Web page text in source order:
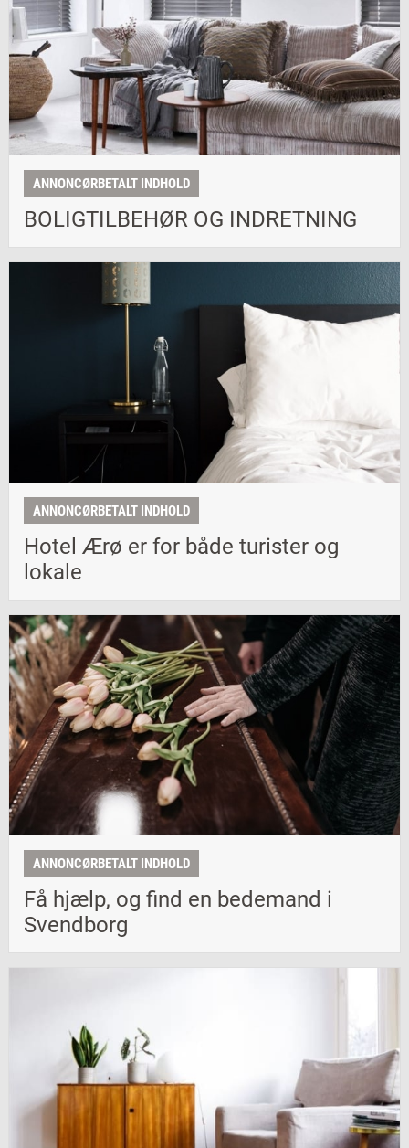
ANNONCØRBETALT INDHOLD
BOLIGTILBEHØR OG INDRETNING
ANNONCØRBETALT INDHOLD
Hotel Ærø er for både turister og
lokale
ANNONCØRBETALT INDHOLD
Få hjælp, og find en bedemand i
Svendborg